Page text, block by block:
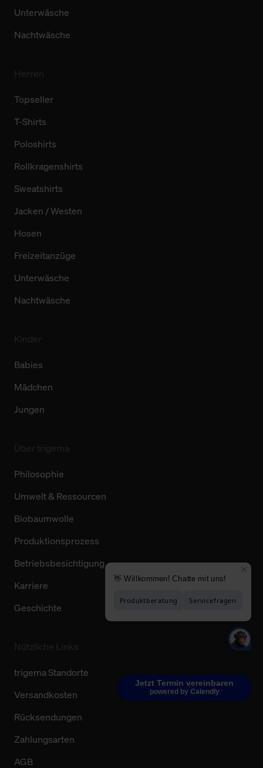
Jetzt Termin vereinbaren
powered by Calendly
Unterwäsche
Nachtwäsche
Topseller
T-Shirts
Poloshirts
Rollkragenshirts
Sweatshirts
Jacken / Westen
Hosen
Freizeitanzüge
Unterwäsche
Nachtwäsche
Babies
Mädchen
Jungen
Philosophie
Umwelt & Ressourcen
Biobaumwolle
Produktionsprozess
Betriebsbesichtigung
Karriere
Geschichte
trigema Standorte
Versandkosten
Rücksendungen
Zahlungsarten
AGB